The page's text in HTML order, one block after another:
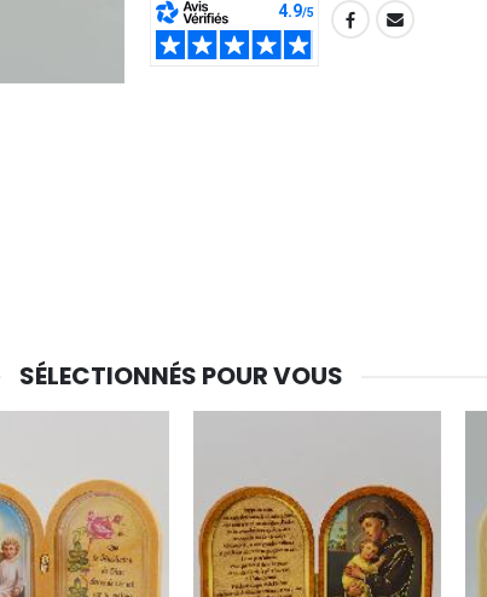
€15.00 €13.50
-20%
SHARE:
SÉLECTIONNÉS POUR VOUS